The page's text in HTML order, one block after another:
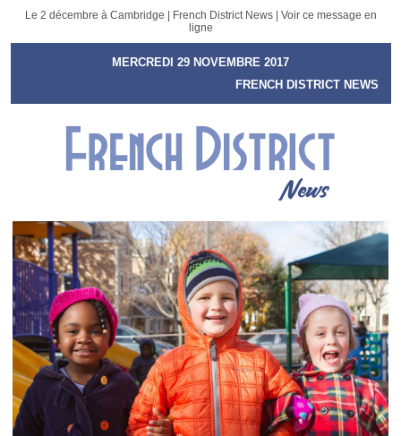
Le 2 décembre à Cambridge | French District News | Voir ce message en
ligne
MERCREDI 29 NOVEMBRE 2017
FRENCH DISTRICT NEWS